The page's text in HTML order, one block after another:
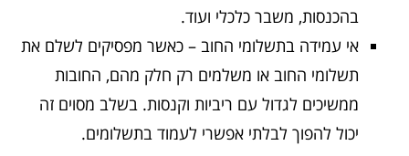
בהכנסות, משבר כלכלי ועוד.
אי עמידה בתשלומי החוב – כאשר מפסיקים לשלם את
תשלומי החוב או משלמים רק חלק מהם, החובות
ממשיכים לגדול עם ריביות וקנסות. בשלב מסוים זה
יכול להפוך לבלתי אפשרי לעמוד בתשלומים.